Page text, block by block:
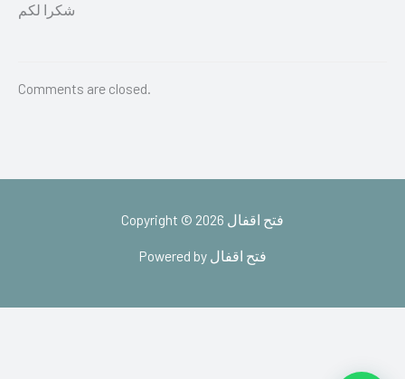
شكرا لكم
Comments are closed.
Copyright © 2026 فتح اقفال
Powered by فتح اقفال